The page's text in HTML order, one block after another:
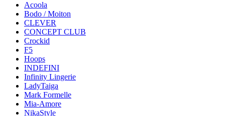
Acoola
Bodo / Moiton
CLEVER
CONCEPT CLUB
Crockid
F5
Hoops
INDEFINI
Infinity Lingerie
LadyTaiga
Mark Formelle
Mia-Amore
NikaStyle